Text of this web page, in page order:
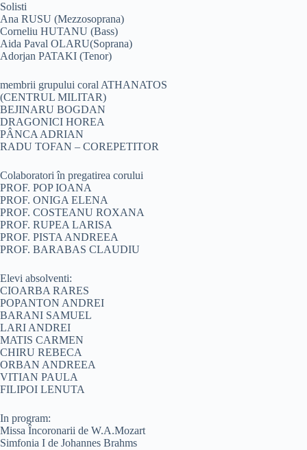
Solisti
Ana RUSU (Mezzosoprana)
Corneliu HUTANU (Bass)
Aida Paval OLARU(Soprana)
Adorjan PATAKI (Tenor)
membrii grupului coral ATHANATOS
(CENTRUL MILITAR)
BEJINARU BOGDAN
DRAGONICI HOREA
PÂNCA ADRIAN
RADU TOFAN – COREPETITOR
Colaboratori în pregatirea corului
PROF. POP IOANA
PROF. ONIGA ELENA
PROF. COSTEANU ROXANA
PROF. RUPEA LARISA
PROF. PISTA ANDREEA
PROF. BARABAS CLAUDIU
Elevi absolventi:
CIOARBA RARES
POPANTON ANDREI
BARANI SAMUEL
LARI ANDREI
MATIS CARMEN
CHIRU REBECA
ORBAN ANDREEA
VITIAN PAULA
FILIPOI LENUTA
In program:
Missa Încoronarii de W.A.Mozart
Simfonia I de Johannes Brahms